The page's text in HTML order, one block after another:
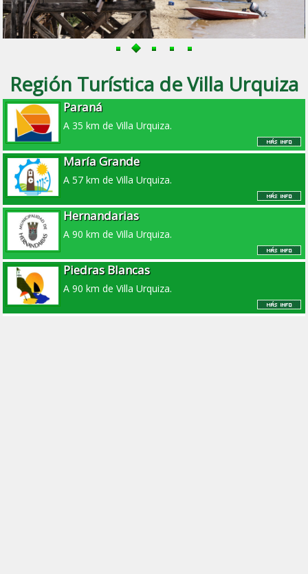
Región Turística de Villa Urquiza
Paraná
A 35 km de Villa Urquiza.
María Grande
A 57 km de Villa Urquiza.
Hernandarias
A 90 km de Villa Urquiza.
Piedras Blancas
A 90 km de Villa Urquiza.